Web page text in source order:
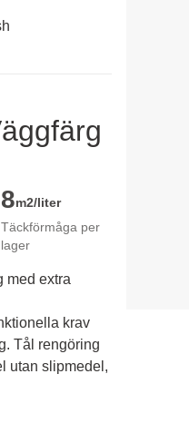
8m2/liter
Täckförmåga per
lager
med extra
krav
Tål rengöring
utan slipmedel,